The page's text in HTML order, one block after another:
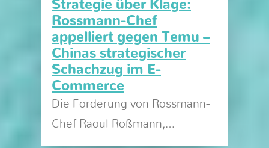
Strategie über Klage:
Rossmann-Chef
appelliert gegen Temu –
Chinas strategischer
Schachzug im E-
Commerce
Die Forderung von Rossmann-
Chef Raoul Roßmann,…